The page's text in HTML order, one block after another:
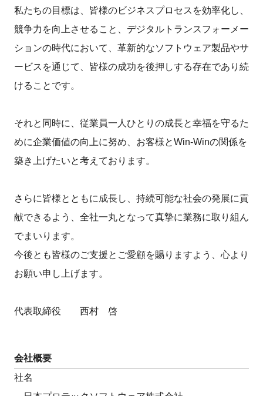
私たちの目標は、皆様のビジネスプロセスを効率化し、
競争力を向上させること、デジタルトランスフォーメー
ションの時代において、革新的なソフトウェア製品やサ
ービスを通じて、皆様の成功を後押しする存在であり続
けることです。
それと同時に、従業員一人ひとりの成長と幸福を守るた
めに企業価値の向上に努め、お客様とWin-Winの関係を
築き上げたいと考えております。
さらに皆様とともに成長し、持続可能な社会の発展に貢
献できるよう、全社一丸となって真摯に業務に取り組ん
でまいります。
今後とも皆様のご支援とご愛顧を賜りますよう、心より
お願い申し上げます。
代表取締役 西村 啓
会社概要
社名